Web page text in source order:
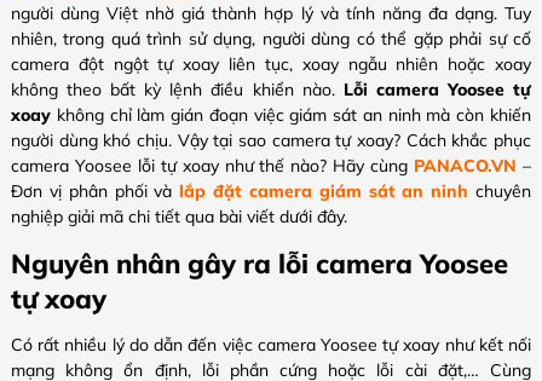
người dùng Việt nhờ giá thành hợp lý và tính năng đa dạng. Tuy
nhiên, trong quá trình sử dụng, người dùng có thể gặp phải sự cố
camera đột ngột tự xoay liên tục, xoay ngẫu nhiên hoặc xoay
không theo bất kỳ lệnh điều khiển nào. Lỗi camera Yoosee tự
xoay không chỉ làm gián đoạn việc giám sát an ninh mà còn khiến
người dùng khó chịu. Vậy tại sao camera tự xoay? Cách khắc phục
camera Yoosee lỗi tự xoay như thế nào? Hãy cùng PANACO.VN –
Đơn vị phân phối vàlắp đặt camera giám sát an ninh chuyên
nghiệp giải mã chi tiết qua bài viết dưới đây.
Nguyên nhân gây ra lỗi camera Yoosee
tự xoay
Có rất nhiều lý do dẫn đến việc camera Yoosee tự xoay như kết nối
mạng không ổn định, lỗi phần cứng hoặc lỗi cài đặt,… Cùng